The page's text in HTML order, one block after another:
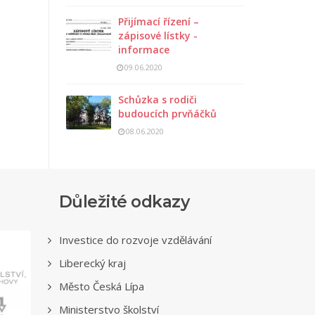
Přijímací řízení –
zápisové lístky -
informace
09.06.2020
Schůzka s rodiči
budoucích prvňáčků
08.06.2020
Důležité odkazy
Investice do rozvoje vzdělávání
Liberecký kraj
Město Česká Lípa
Ministerstvo školství